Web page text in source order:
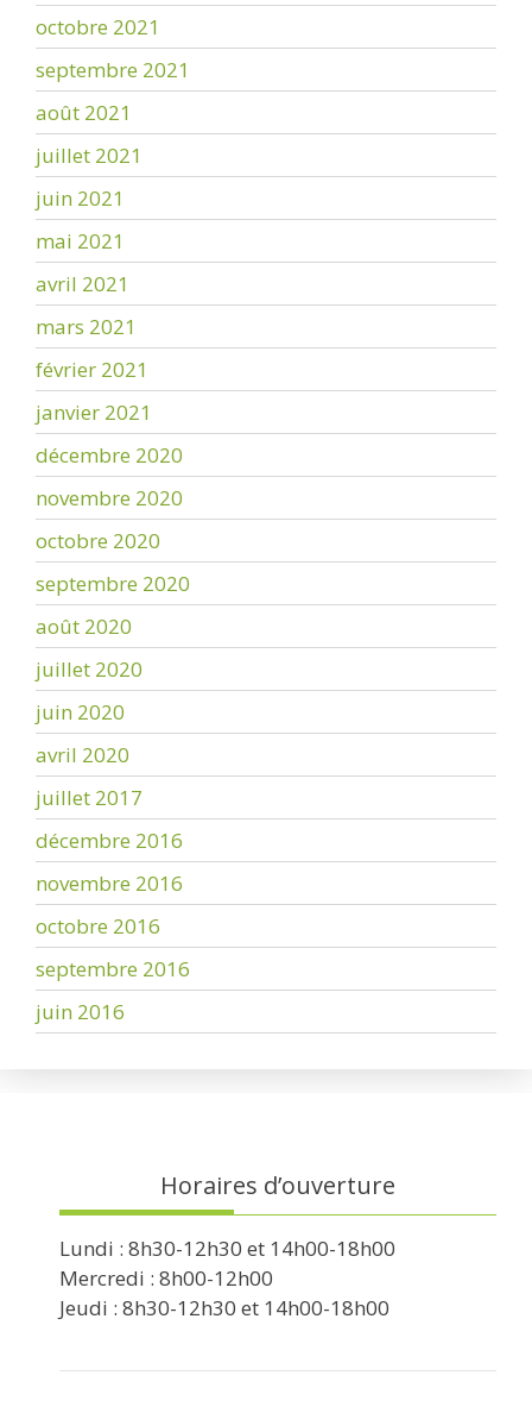
octobre 2021
septembre 2021
août 2021
juillet 2021
juin 2021
mai 2021
avril 2021
mars 2021
février 2021
janvier 2021
décembre 2020
novembre 2020
octobre 2020
septembre 2020
août 2020
juillet 2020
juin 2020
avril 2020
juillet 2017
décembre 2016
novembre 2016
octobre 2016
septembre 2016
juin 2016
Horaires d’ouverture
Lundi : 8h30-12h30 et 14h00-18h00
Mercredi : 8h00-12h00
Jeudi : 8h30-12h30 et 14h00-18h00